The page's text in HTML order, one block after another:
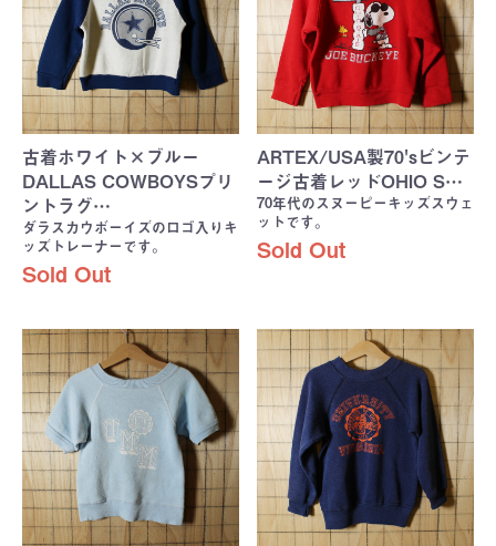
古着ホワイト×ブルー
DALLAS COWBOYSプリ
ントラグ…
ダラスカウボーイズのロゴ入りキ
ッズトレーナーです。
Sold Out
ARTEX/USA製70'sビンテ
ージ古着レッドOHIO S…
70年代のスヌーピーキッズスウェ
ットです。
Sold Out